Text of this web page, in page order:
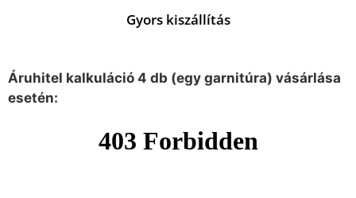
Gyors kiszállítás
Áruhitel kalkuláció 4 db (egy garnitúra) vásárlása
esetén: